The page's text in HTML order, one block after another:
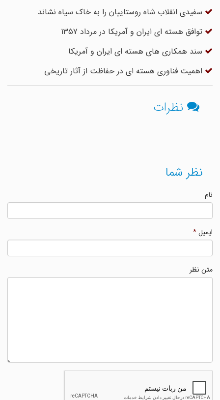
سفیدی انقلاب شاه روستاییان را به خاک سیاه نشاند
توافق هسته ای ایران و آمریکا در مرداد 1357
سند همکاری های هسته ای ایران و آمریکا
اهمیت فناوری هسته ای در حفاظت از آثار تاریخی
نظرات
نظر شما
ایمیل*
متن نظر